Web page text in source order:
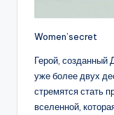
Women’secret
Герой, созданный
уже более двух
стремятся стать
вселенной,